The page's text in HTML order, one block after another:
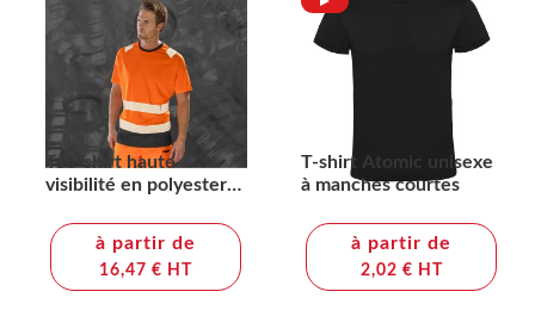
Tee-shirt haute
visibilité en polyester
à partir de
16,47 € HT
T-shirt Atomic unisexe
à manches courtes
à partir de
2,02 € HT